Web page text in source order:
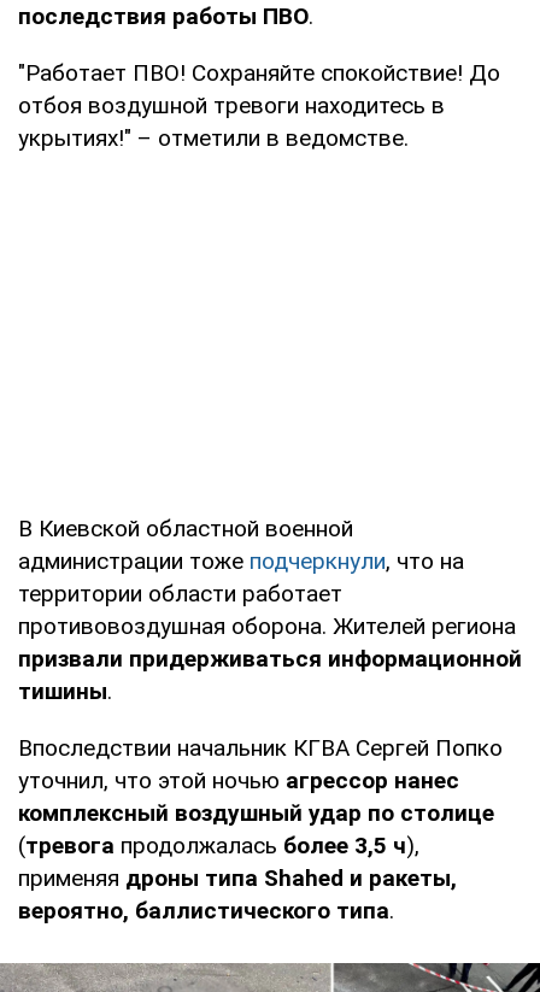
последствия работы ПВО.
"Работает ПВО! Сохраняйте спокойствие! До
отбоя воздушной тревоги находитесь в
укрытиях!" – отметили в ведомстве.
В Киевской областной военной
администрации тоже подчеркнули, что на
территории области работает
противовоздушная оборона. Жителей региона
призвали придерживаться информационной
тишины.
Впоследствии начальник КГВА Сергей Попко
уточнил, что этой ночью агрессор нанес
комплексный воздушный удар по столице
(тревога продолжалась более 3,5 ч),
применяя дроны типа Shahed и ракеты,
вероятно, баллистического типа.